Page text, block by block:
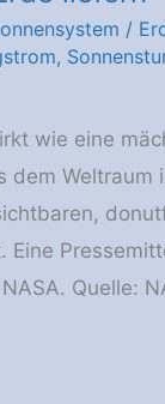
/
,
wie eine
dem
Eine
Quelle: